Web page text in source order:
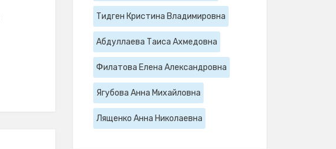
Тидген Кристина Владимировна
Абдуллаева Таиса Ахмедовна
Филатова Елена Александровна
Ягубова Анна Михайловна
Лященко Анна Николаевна